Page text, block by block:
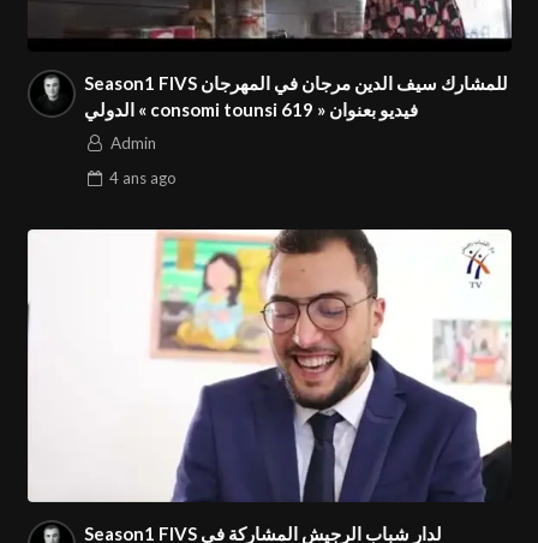
Season1 FIVS للمشارك سيف الدين مرجان في المهرجان
الدولي « consomi tounsi 619 » فيديو بعنوان
Admin
4 ans ago
Season1 FIVS لدار شباب الرجيش المشاركة في